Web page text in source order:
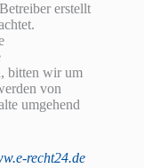
erstellt
bitten wir um
von
umgehend
recht24.de